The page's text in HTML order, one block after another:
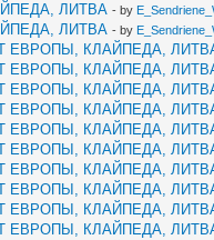
ЛИТВА - by
ЛИТВА - by
ЕВРОПЫ, КЛАЙПЕДА,
ЕВРОПЫ, КЛАЙПЕДА,
ЕВРОПЫ, КЛАЙПЕДА,
ЕВРОПЫ, КЛАЙПЕДА,
ЕВРОПЫ, КЛАЙПЕДА,
ЕВРОПЫ, КЛАЙПЕДА,
ЕВРОПЫ, КЛАЙПЕДА,
ЕВРОПЫ, КЛАЙПЕДА,
ЕВРОПЫ, КЛАЙПЕДА,
ЕВРОПЫ, КЛАЙПЕДА,